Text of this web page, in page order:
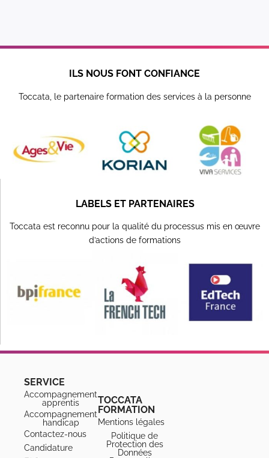
ILS NOUS FONT CONFIANCE
Toccata, le partenaire formation des services à la personne
LABELS ET PARTENAIRES
Toccata est reconnu pour la qualité du processus mis en œuvre
d’actions de formations
SERVICE
Accompagnement
apprentis
Accompagnement
handicap
Contactez-nous
Candidature
TOCCATA
FORMATION
Mentions légales
Politique de
Protection des
Données